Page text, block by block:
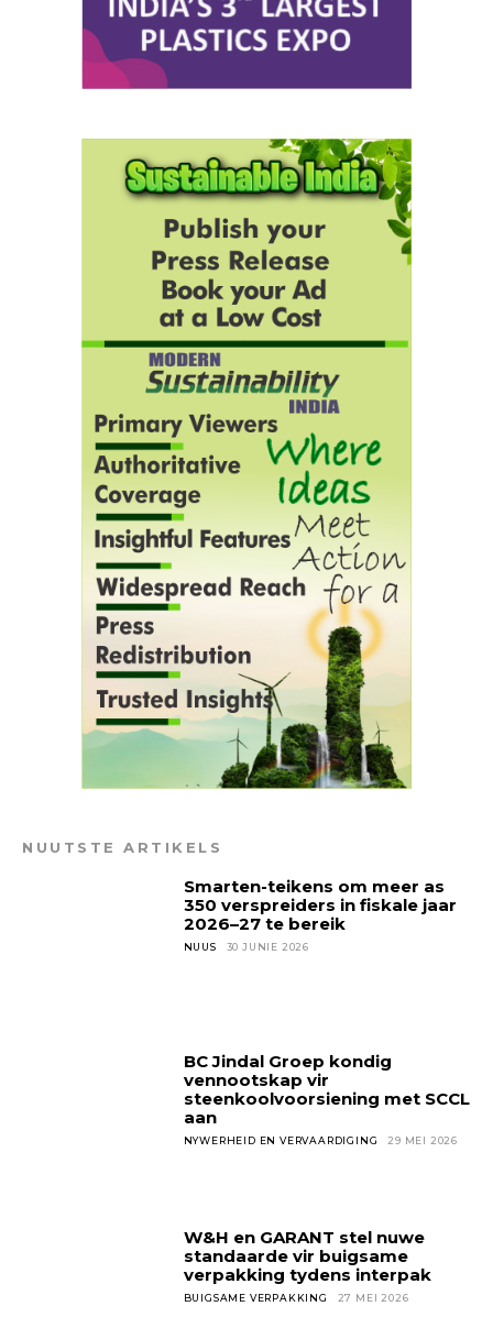
NUUTSTE ARTIKELS
Smarten-teikens om meer as
350 verspreiders in fiskale jaar
2026–27 te bereik
NUUS 30 JUNIE 2026
BC Jindal Groep kondig
vennootskap vir
steenkoolvoorsiening met SCCL
aan
NYWERHEID EN VERVAARDIGING 29 MEI 2026
W&H en GARANT stel nuwe
standaarde vir buigsame
verpakking tydens interpak
BUIGSAME VERPAKKING 27 MEI 2026